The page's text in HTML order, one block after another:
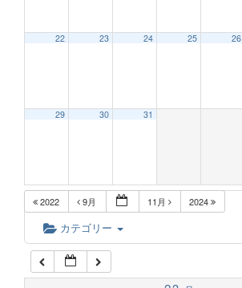
22 23 24 25 26
29 30 31
2022 9月 11月 2024
カテゴリー
2:00 AM
6:00 AM
7:00 AM